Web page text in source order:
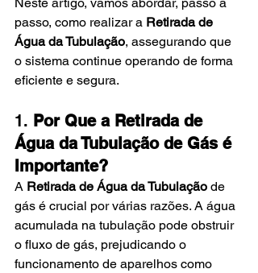
Neste artigo, vamos abordar, passo a
passo, como realizar a Retirada de
Água da Tubulação, assegurando que
o sistema continue operando de forma
eficiente e segura.
1. Por Que a Retirada de
Água da Tubulação de Gás é
Importante?
A Retirada de Água da Tubulação de
gás é crucial por várias razões. A água
acumulada na tubulação pode obstruir
o fluxo de gás, prejudicando o
funcionamento de aparelhos como